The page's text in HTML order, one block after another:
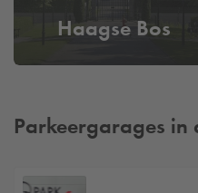
Haagse Bos
Parkeergarages in